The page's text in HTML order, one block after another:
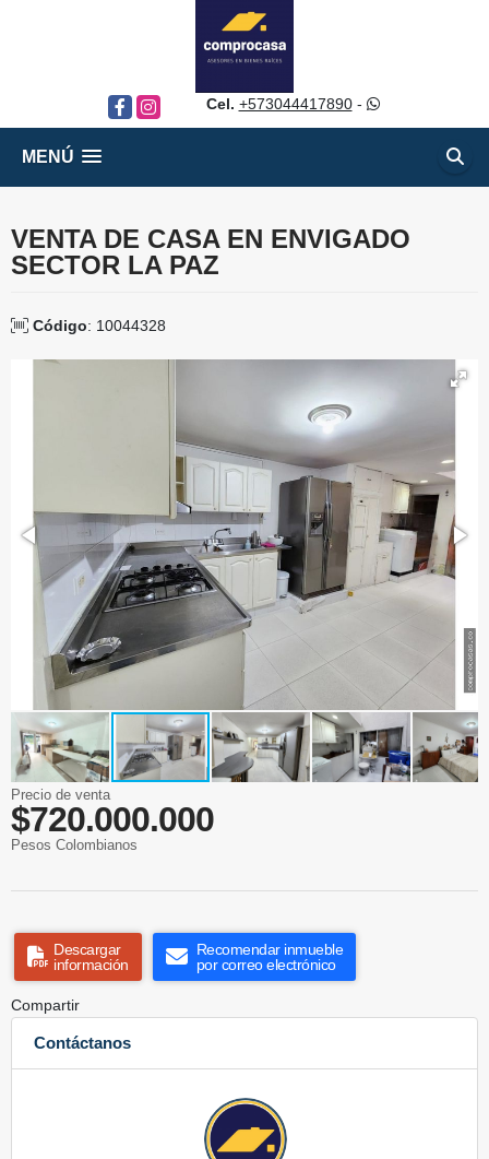
FacebookInstagram Cel. +573044417890-
MENÚ
VENTA DE CASA EN ENVIGADO
SECTOR LA PAZ
Código: 10044328
Precio de venta
$720.000.000
Pesos Colombianos
Descargar
información
Recomendar inmueble
por correo electrónico
Compartir
Contáctanos